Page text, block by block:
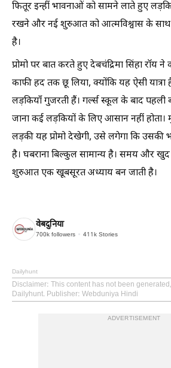
फितूर इन्हीं भावनाओं को सामने लाते हुए
रखने और नई शुरुआत को आत्मविश्वास के
है।
प्रोमो पर बात करते हुए देबचंद्रिमा सिंहा रॉय
काफी हद तक छू लिया, क्योंकि यह ऐसी
लड़कियाँ गुजरती हैं। गर्ल्स स्कूल के बाद
जाना कई लड़कियों के लिए आसान नहीं होता।
लड़की यह प्रोमो देखेगी, उसे लगेगा कि उसकी
है। घबराना बिल्कुल सामान्य है। समय और
शुरुआत एक खूबसूरत अध्याय बन जाती है।
वेबदुनिया
700k followers 411k Stories
Dailyhunt
Disclaimer: This content has not been
Dailyhunt. Publisher: Webduniya Hindi
ADVERTISEMENT